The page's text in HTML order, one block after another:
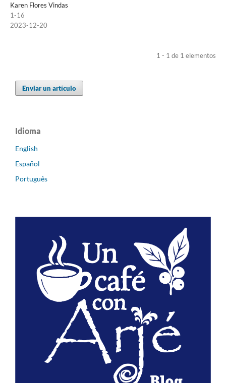
Karen Flores Vindas
1-16
2023-12-20
1 - 1 de 1 elementos
Enviar un artículo
Idioma
English
Español
Português